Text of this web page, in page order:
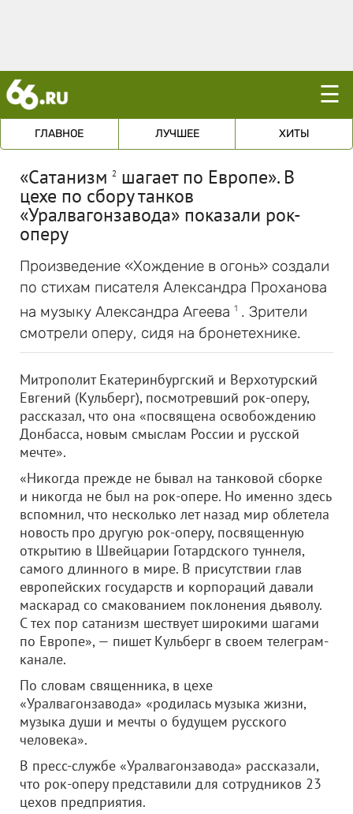
☰
ГЛАВНОЕ ЛУЧШЕЕ ХИТЫ
«Сатанизм 2 шагает по Европе». В
цехе по сбору танков
«Уралвагонзавода» показали рок-
оперу
Произведение «Хождение в огонь» создали
по стихам писателя Александра Проханова
на музыку Александра Агеева 1 . Зрители
смотрели оперу, сидя на бронетехнике.
Митрополит Екатеринбургский и Верхотурский
Евгений (Кульберг), посмотревший рок-оперу,
рассказал, что она «посвящена освобождению
Донбасса, новым смыслам России и русской
мечте».
«Никогда прежде не бывал на танковой сборке
и никогда не был на рок-опере. Но именно здесь
вспомнил, что несколько лет назад мир облетела
новость про другую рок-оперу, посвященную
открытию в Швейцарии Готардского туннеля,
самого длинного в мире. В присутствии глав
европейских государств и корпораций давали
маскарад со смакованием поклонения дьяволу.
С тех пор сатанизм шествует широкими шагами
по Европе», — пишет Кульберг в своем телеграм-
канале.
По словам священника, в цехе
«Уралвагонзавода» «родилась музыка жизни,
музыка души и мечты о будущем русского
человека».
В пресс-службе «Уралвагонзавода» рассказали,
что рок-оперу представили для сотрудников 23
цехов предприятия.